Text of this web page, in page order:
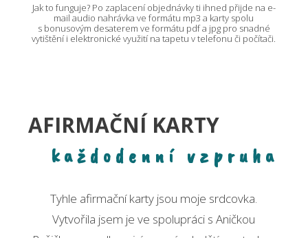
Jak to funguje? Po zaplacení objednávky ti ihned přijde na e-
mail audio nahrávka ve formátu mp3 a karty spolu
s bonusovým desaterem ve formátu pdf a jpg pro snadné
vytištění i elektronické využití na tapetu v telefonu či počítači.
AFIRMAČNÍ KARTY
každodenní vzpruha
Tyhle afirmační karty jsou moje srdcovka.
Vytvořila jsem je ve spolupráci s Aničkou